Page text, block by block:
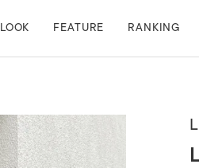
LOOK FEATURE RANKING